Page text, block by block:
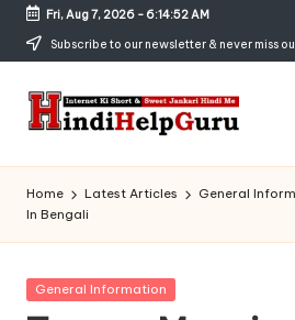
Skip
content
Fri, Aug 7, 2026- 6:14:53 AM
Subscribe to our newsletter & never miss
H
in
di
H
Jankari
Hindi
Home Latest Articles General
In Bengali
Posted
General Information